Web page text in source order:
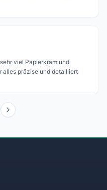
viel Papierkram und
alles präzise und detailliert